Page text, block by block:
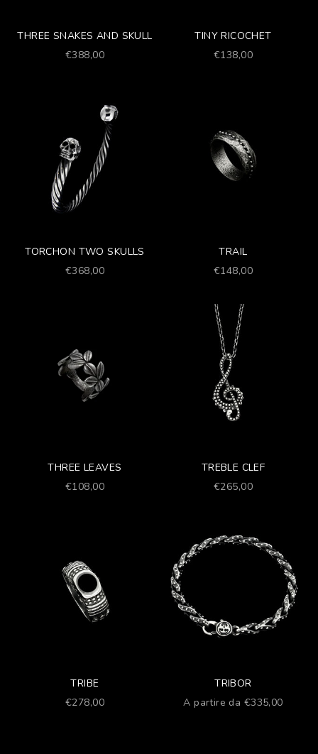
THREE SNAKES AND SKULL
Prezzo scontato
€388,00
TINY RICOCHET
Prezzo scontato
€138,00
TORCHON TWO SKULLS
Prezzo scontato
€368,00
TRAIL
Prezzo scontato
€148,00
THREE LEAVES
Prezzo scontato
€108,00
TREBLE CLEF
Prezzo scontato
€265,00
TRIBE
Prezzo scontato
€278,00
TRIBOR
Prezzo scontato
A partire da €335,00